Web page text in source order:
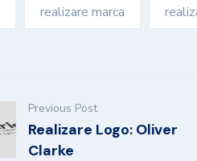
realizare marca
Previous Post
Realizare Logo: Oliver
Clarke